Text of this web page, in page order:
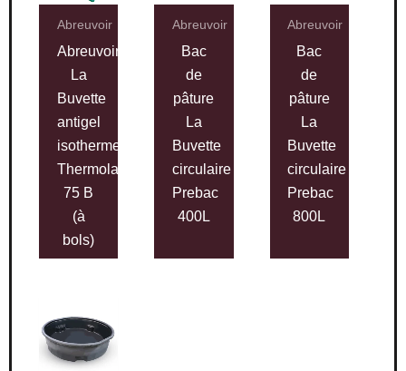
Abreuvoir
Abreuvoir
La
Buvette
antigel
isotherme
Thermolac
75 B
(à
bols)
Abreuvoir
Bac
de
pâture
La
Buvette
circulaire
Prebac
400L
Abreuvoir
Bac
de
pâture
La
Buvette
circulaire
Prebac
800L